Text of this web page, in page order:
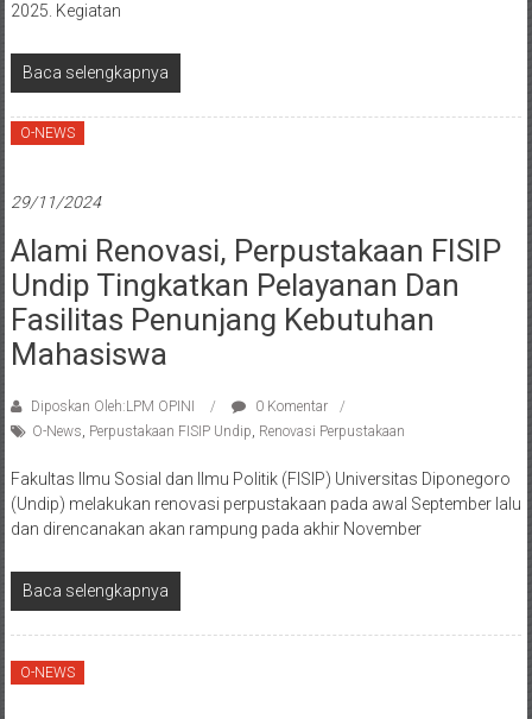
2025. Kegiatan
Baca selengkapnya
O-NEWS
29/11/2024
Alami Renovasi, Perpustakaan FISIP
Undip Tingkatkan Pelayanan Dan
Fasilitas Penunjang Kebutuhan
Mahasiswa
Diposkan Oleh:LPM OPINI
0 Komentar
O-News, Perpustakaan FISIP Undip, Renovasi Perpustakaan
Fakultas Ilmu Sosial dan Ilmu Politik (FISIP) Universitas Diponegoro
(Undip) melakukan renovasi perpustakaan pada awal September lalu
dan direncanakan akan rampung pada akhir November
Baca selengkapnya
O-NEWS